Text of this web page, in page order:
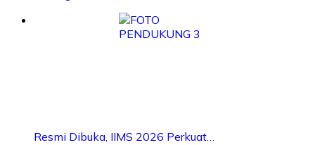
Resmi Dibuka, IIMS 2026 Perkuat…